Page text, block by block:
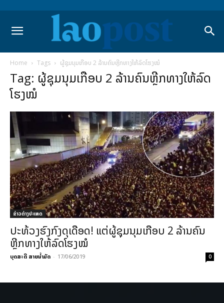
Home Tags ຜູ້ຊຸມນຸມເກືອບ 2 ລ້ານຄົນຫຼີກທາງໃຫ້ລົດໂຮງໝໍ
Tag: ຜູ້ຊຸມນຸມເກືອບ 2 ລ້ານຄົນຫຼີກທາງໃຫ້ລົດ
ໂຮງໝໍ
ຂ່າວຕ່າງປະເທດ
ປະທ້ວງຮົງກົງດຸເດືອດ! ແຕ່ຜູ້ຊຸມນຸມເກືອບ 2 ລ້ານຄົນ
ຫຼີກທາງໃຫ້ລົດໂຮງໝໍ
ບຸດສະດີ ສາຍນ້ຳມັດ - 17/06/2019 0